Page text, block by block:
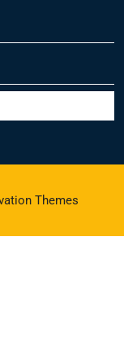
Themes